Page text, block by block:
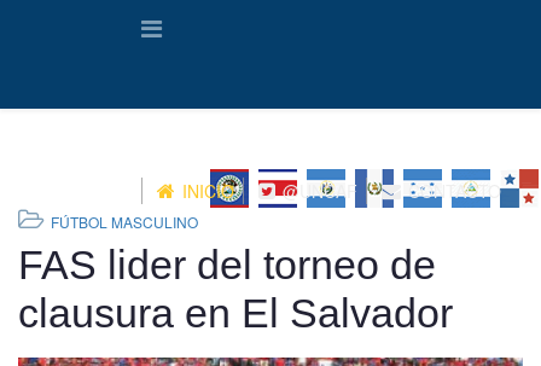
INICIO @UNCAF CONTACTO
FÚTBOL MASCULINO
FAS lider del torneo de
clausura en El Salvador